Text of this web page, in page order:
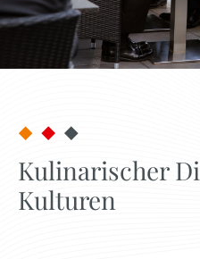
Kulinarischer
Kulturen